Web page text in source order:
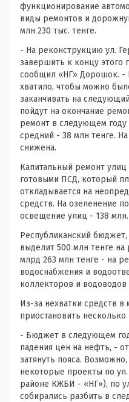
функционирование
виды ремонтов и
млн 230 тыс. тенге.
- На реконструкцию ул.
завершить к концу этого
сообщил «НГ» Дорошок. -
хватило, чтобы можно
заканчивать на
пойдут на окончание
ремонт в следующем году
средний - 38 млн тенге.
снижена.
Капитальный ремонт
готовыми ПСД, который
откладывается на
средств. На озеленение
освещение улиц - 138 млн.
Республиканский
выделит 500 млн тенге на
млрд 263 млн тенге - на
водоснабжения и
коллекторов и
Из-за нехватки средств
приостановить несколько
- Бюджет в следующем
падения цен на нефть, -
затянуть пояса.
некоторые проекты по
районе КЖБИ - «НГ»), по
собирались разбить в